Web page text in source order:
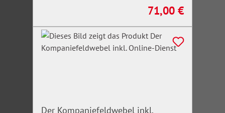
Regulärer Preis:
71,00 €
Der Kompaniefeldwebel inkl.